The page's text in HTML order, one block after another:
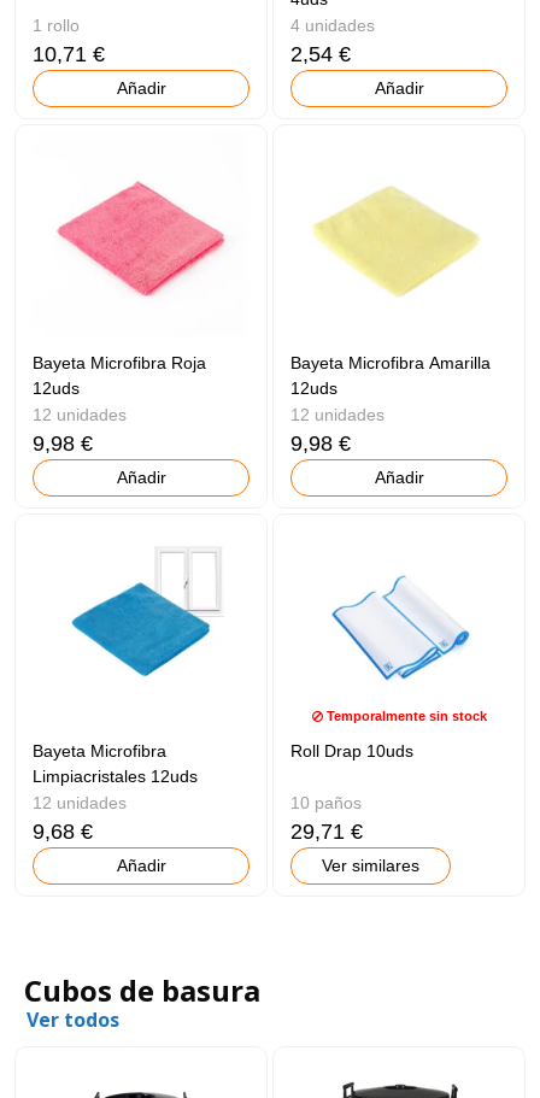
1 rollo
10,71 €
Añadir
4 unidades
2,54 €
Añadir
Bayeta Microfibra Roja
12uds
12 unidades
9,98 €
Añadir
Bayeta Microfibra Amarilla
12uds
12 unidades
9,98 €
Añadir
Bayeta Microfibra
Limpiacristales 12uds
12 unidades
9,68 €
Añadir
Temporalmente sin stock
Roll Drap 10uds
10 paños
29,71 €
Ver similares
Cubos de basura
Ver todos